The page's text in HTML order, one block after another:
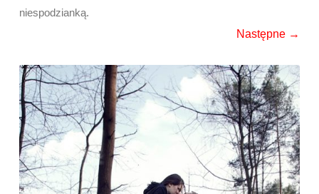
niespodzianką.
Następne →